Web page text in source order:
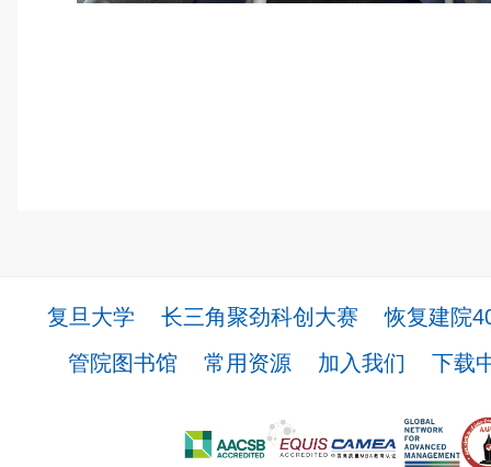
复旦大学 长三角聚劲科创大赛
恢复建院
管院图书馆
常用资源 加入我们 下载